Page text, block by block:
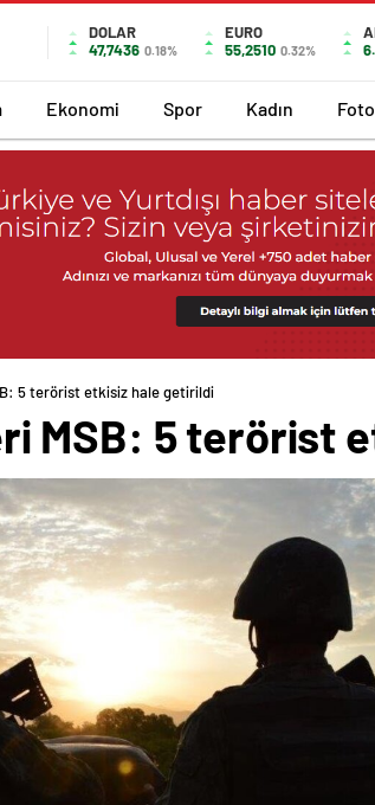
DOLAR
47,7436 0.18%
EURO
55,2510 0.32%
Ekonomi Spor Kadın
5 terörist etkisiz hale getirildi
MSB: 5 terörist